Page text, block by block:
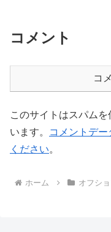
コメント
コ
このサイトはスパム
います。
コメントデ
ください。
ホーム オフシ